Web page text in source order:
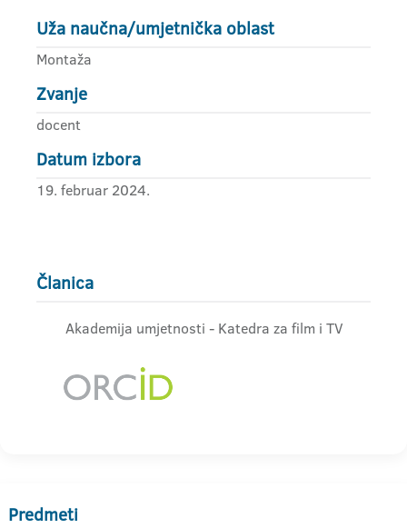
Uža naučna/umjetnička oblast
Montaža
Zvanje
docent
Datum izbora
19. februar 2024.
Članica
Akademija umjetnosti - Katedra za film i TV
Predmeti